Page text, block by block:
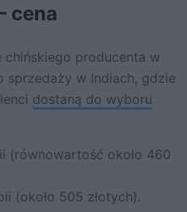
cena
chińskiego producenta w
w Indiach, gdzie
dostaną do wyboru
(równowartość około 460
(około 505 złotych).